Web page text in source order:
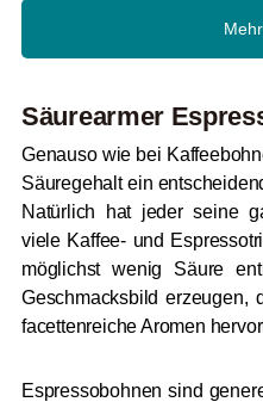
Säurearmer
Genauso wie bei
Säuregehalt ein
Natürlich hat jeder seine
viele Kaffee- und
möglichst wenig Säure
Geschmacksbild erzeugen,
facettenreiche Aromen
Espressobohnen sind